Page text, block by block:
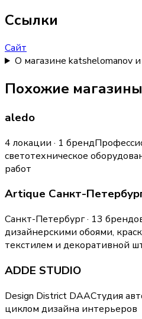
Ссылки
Сайт
О магазине katshelomanov
Похожие магазины
aledo
4 локации · 1 бренд
светотехническое
работ
Artique Санкт-
Санкт-Петербург · 13
дизайнерскими обоями,
текстилем и декоративной
ADDE STUDIO
Design District DAAСтудия
циклом дизайна интерьеров